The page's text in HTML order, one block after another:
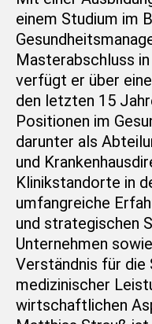
einem Studium im
Masterabschluss
verfügt er über
den letzten 15
Positionen im
darunter als
und
Klinikstandorte in
umfangreiche
und strategischen
Unternehmen
Verständnis für
medizinischer
wirtschaftlichen